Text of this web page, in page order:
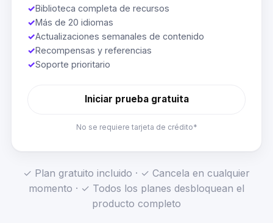
✓Biblioteca completa de recursos
✓Más de 20 idiomas
✓Actualizaciones semanales de contenido
✓Recompensas y referencias
✓Soporte prioritario
Iniciar prueba gratuita
No se requiere tarjeta de crédito*
✓ Plan gratuito incluido · ✓ Cancela en cualquier
momento · ✓ Todos los planes desbloquean el
producto completo